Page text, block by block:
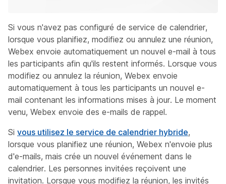
Si vous n'avez pas configuré de service de calendrier,
lorsque vous planifiez, modifiez ou annulez une réunion,
Webex envoie automatiquement un nouvel e-mail à tous
les participants afin qu'ils restent informés. Lorsque vous
modifiez ou annulez la réunion, Webex envoie
automatiquement à tous les participants un nouvel e-
mail contenant les informations mises à jour. Le moment
venu, Webex envoie des e-mails de rappel.
Si vous utilisez le service de calendrier hybride,
lorsque vous planifiez une réunion, Webex n'envoie plus
d'e-mails, mais crée un nouvel événement dans le
calendrier. Les personnes invitées reçoivent une
invitation. Lorsque vous modifiez la réunion, les invités